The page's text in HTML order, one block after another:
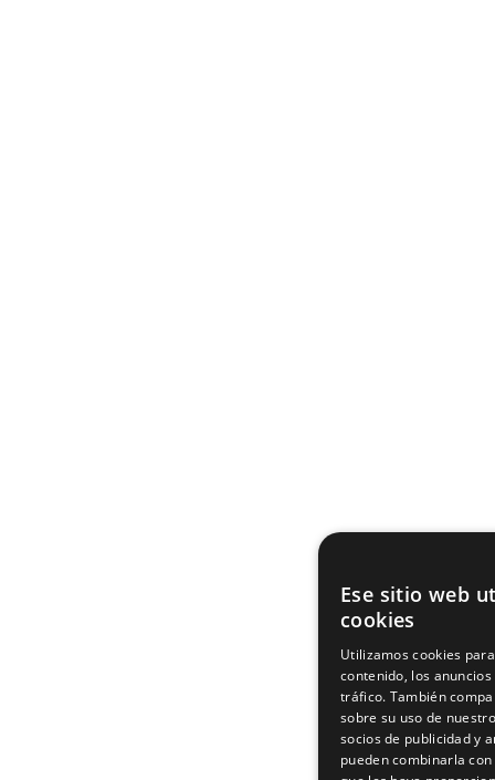
Ese sitio web
cookies
Utilizamos cookies
contenido, los
tráfico. También
sobre su uso de
socios de publicidad y
pueden combinarla